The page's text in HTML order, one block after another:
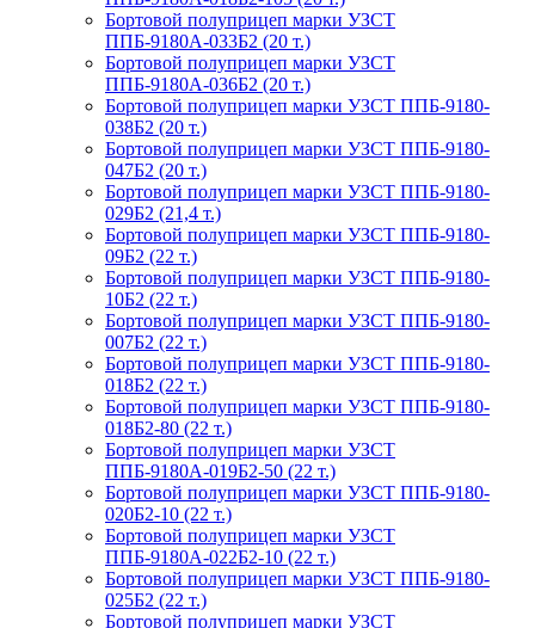
Бортовой полуприцеп марки УЗСТ
ППБ-9180А-033Б2 (20 т.)
Бортовой полуприцеп марки УЗСТ
ППБ-9180А-036Б2 (20 т.)
Бортовой полуприцеп марки УЗСТ ППБ-9180-
038Б2 (20 т.)
Бортовой полуприцеп марки УЗСТ ППБ-9180-
047Б2 (20 т.)
Бортовой полуприцеп марки УЗСТ ППБ-9180-
029Б2 (21,4 т.)
Бортовой полуприцеп марки УЗСТ ППБ-9180-
09Б2 (22 т.)
Бортовой полуприцеп марки УЗСТ ППБ-9180-
10Б2 (22 т.)
Бортовой полуприцеп марки УЗСТ ППБ-9180-
007Б2 (22 т.)
Бортовой полуприцеп марки УЗСТ ППБ-9180-
018Б2 (22 т.)
Бортовой полуприцеп марки УЗСТ ППБ-9180-
018Б2-80 (22 т.)
Бортовой полуприцеп марки УЗСТ
ППБ-9180А-019Б2-50 (22 т.)
Бортовой полуприцеп марки УЗСТ ППБ-9180-
020Б2-10 (22 т.)
Бортовой полуприцеп марки УЗСТ
ППБ-9180А-022Б2-10 (22 т.)
Бортовой полуприцеп марки УЗСТ ППБ-9180-
025Б2 (22 т.)
Бортовой полуприцеп марки УЗСТ